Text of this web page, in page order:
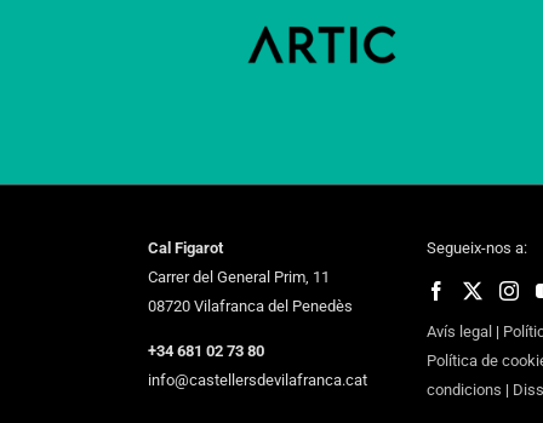
Cal Figarot
Carrer del General Prim, 11
08720 Vilafranca del Penedès
+34 681 02 73 80
info@castellersdevilafranca.cat
Segueix-nos a:
Avís legal |
Política de
condicions |